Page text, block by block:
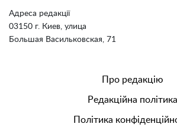
Адреса редакції
03150 г. Киев, улица
Большая Васильковская, 71
Про редакцію
Редакційна політика
Політика